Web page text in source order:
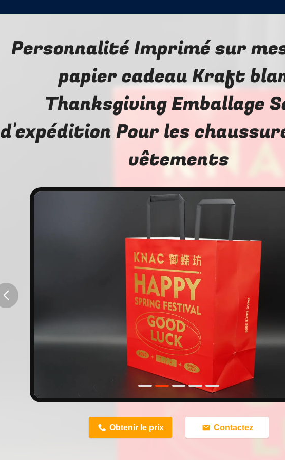
Personnalité Imprimé sur
papier cadeau Kraft
Thanksgiving Emballage
d'expédition Pour les
vêtements
Obtenir le prix Contactez